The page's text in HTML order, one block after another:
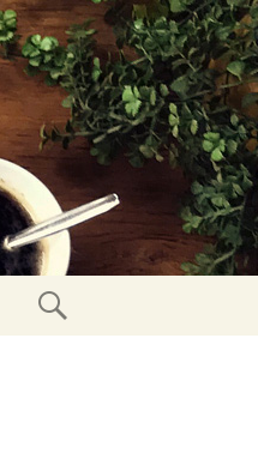
Zoeken